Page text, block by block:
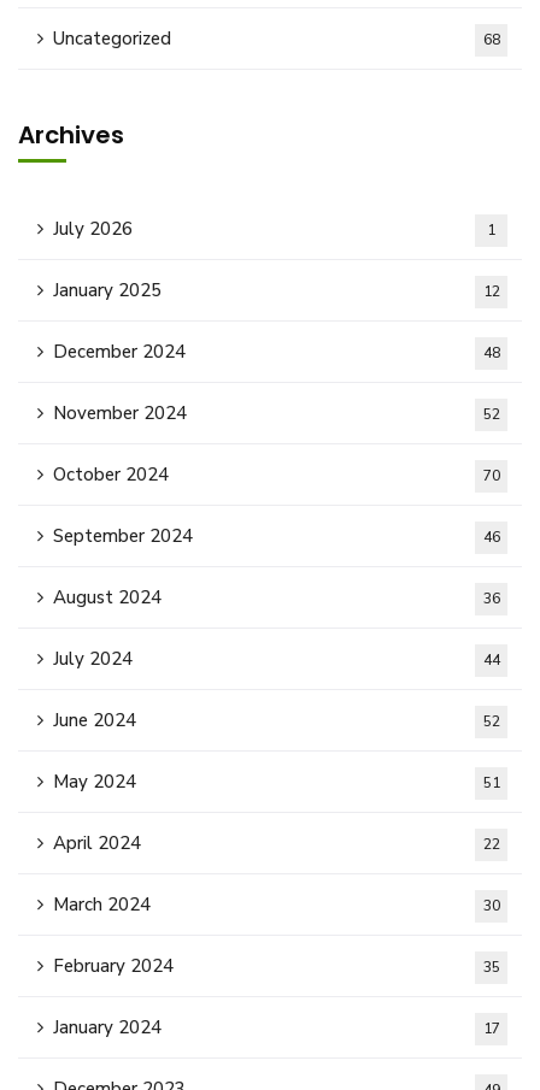
Uncategorized 68
Archives
July 2026 1
January 2025 12
December 2024 48
November 2024 52
October 2024 70
September 2024 46
August 2024 36
July 2024 44
June 2024 52
May 2024 51
April 2024 22
March 2024 30
February 2024 35
January 2024 17